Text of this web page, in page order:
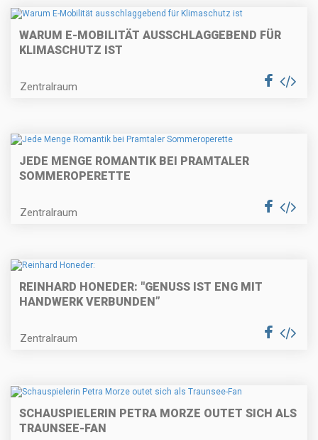
WARUM E-MOBILITÄT AUSSCHLAGGEBEND FÜR
KLIMASCHUTZ IST
Zentralraum
JEDE MENGE ROMANTIK BEI PRAMTALER
SOMMEROPERETTE
Zentralraum
REINHARD HONEDER: "GENUSS IST ENG MIT
HANDWERK VERBUNDEN”
Zentralraum
SCHAUSPIELERIN PETRA MORZE OUTET SICH ALS
TRAUNSEE-FAN